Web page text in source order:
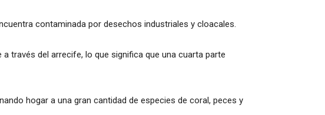
contaminada por desechos industriales y cloacales.
través del arrecife, lo que significa que una cuarta parte
hogar a una gran cantidad de especies de coral, peces y